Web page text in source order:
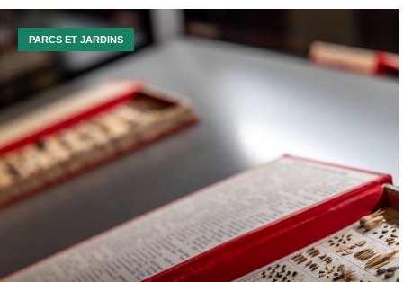
PARCS ET JARDINS